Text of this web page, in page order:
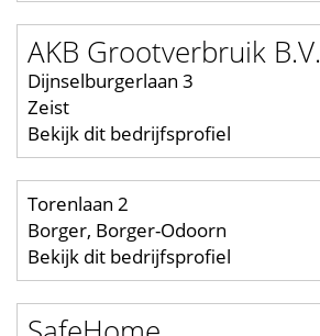
AKB Grootverbruik B.V.
Dijnselburgerlaan 3
Zeist
Bekijk dit bedrijfsprofiel
Torenlaan 2
Borger, Borger-Odoorn
Bekijk dit bedrijfsprofiel